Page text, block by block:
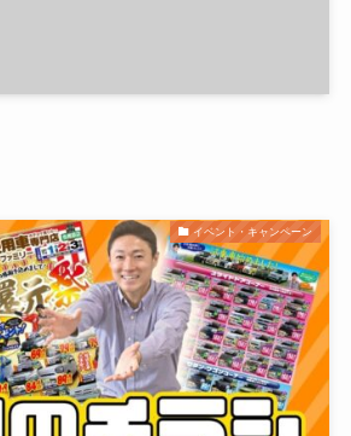
イベント・キャンペーン